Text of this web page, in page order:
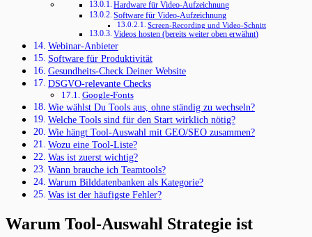
Hardware für Video-Aufzeichnung
Software für Video-Aufzeichnung
Screen-Recording und Video-Schnitt
Videos hosten (bereits weiter oben erwähnt)
Webinar-Anbieter
Software für Produktivität
Gesundheits-Check Deiner Website
DSGVO-relevante Checks
Google-Fonts
Wie wählst Du Tools aus, ohne ständig zu wechseln?
Welche Tools sind für den Start wirklich nötig?
Wie hängt Tool-Auswahl mit GEO/SEO zusammen?
Wozu eine Tool-Liste?
Was ist zuerst wichtig?
Wann brauche ich Teamtools?
Warum Bilddatenbanken als Kategorie?
Was ist der häufigste Fehler?
Warum Tool-Auswahl Strategie ist